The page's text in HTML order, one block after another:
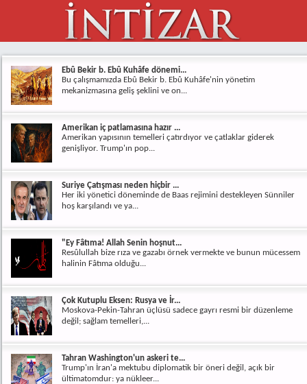
Ebû Bekir b. Ebû Kuhâfe dönemi...
Bu çalışmamızda Ebû Bekir b. Ebû Kuhâfe'nin yönetim
mekanizmasına geliş şeklini ve on...
Amerikan iç patlamasına hazır ...
Amerikan yapısının temelleri çatırdıyor ve çatlaklar giderek
genişliyor. Trump'ın pop...
Suriye Çatışması neden hiçbir ...
Her iki yönetici döneminde de Baas rejimini destekleyen Sünniler
hoş karşılandı ve ya...
"Ey Fâtıma! Allah Senin hoşnut...
Resûlullah bize rıza ve gazabı örnek vermekte ve bunun mücessem
halinin Fâtıma olduğu...
Çok Kutuplu Eksen: Rusya ve İr...
Moskova-Pekin-Tahran üçlüsü sadece gayrı resmi bir düzenleme
değil; sağlam temelleri,...
Tahran Washington'un askeri te...
Trump'ın İran'a mektubu diplomatik bir öneri değil, açık bir
ültimatomdur: ya nükleer...